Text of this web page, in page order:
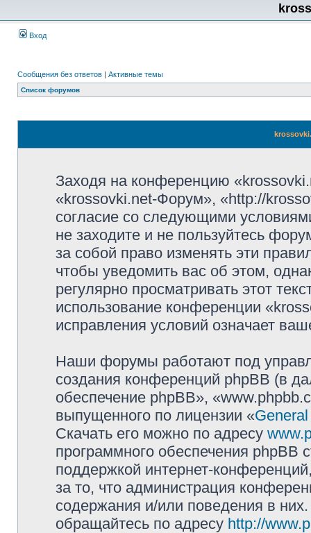
Вход
Сообщения без ответов | Активные темы
Список форумов
Заходя на конференцию
«krossovki.net-Форум», «http://
согласие со следующими
не заходите и не пользуйтесь
за собой право изменять эти
чтобы уведомить вас об этом,
регулярно просматривать этот
использование конференции
исправления условий означает
Наши форумы работают под
создания конференций phpBB (в
обеспечение phpBB»,
выпущенного по лицензии «
Скачать его можно по адресу
программного обеспечения phpBB
поддержкой интернет-
за то, что администрация
содержания и/или поведения в
обращайтесь по адресу http://